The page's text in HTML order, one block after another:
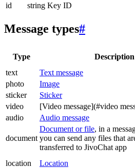
id
string Key ID
Message types#
Type Description
text
Text message
photo
Image
sticker
Sticker
video
[Video message](#video
audio
Audio message
document
Document or file, in a
you can send any files that
transferred to JivoChat app
location Location